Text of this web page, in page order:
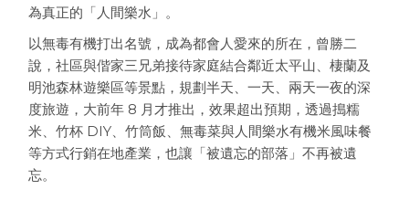
為真正的「人間樂水」。
以無毒有機打出名號，成為都會人愛來的所在，曾勝二
說，社區與偕家三兄弟接待家庭結合鄰近太平山、棲蘭及
明池森林遊樂區等景點，規劃半天、一天、兩天一夜的深
度旅遊，大前年 8 月才推出，效果超出預期，透過搗糯
米、竹杯 DIY 、竹筒飯、無毒菜與人間樂水有機米風味餐
等方式行銷在地產業，也讓「被遺忘的部落」不再被遺
忘。